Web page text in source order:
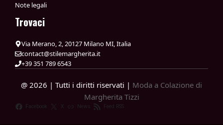
Note legali
Trovaci
Via Merano, 2, 20127 Milano MI, Italia
contact@stilemargherita.it
+39 351 789 6543
@ 2026 | Tutti i diritti riservati | Moda a Colazione di
Margherita Tizzi
Facebook X News Feed RSS